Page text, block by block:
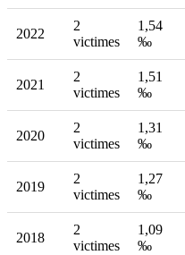
2022
2
victimes
1,54
‰
2021
2
victimes
1,51
‰
2020
2
victimes
1,31
‰
2019
2
victimes
1,27
‰
2018
2
victimes
1,09
‰